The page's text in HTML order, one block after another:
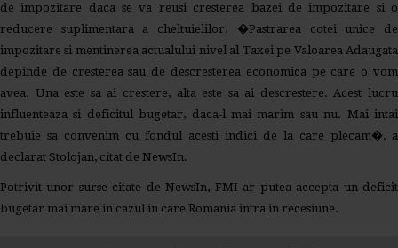
de impozitare daca se va reusi cresterea bazei de impozitare si o
reducere suplimentara a cheltuielilor. �Pastrarea cotei unice de
impozitare si mentinerea actualului nivel al Taxei pe Valoarea Adaugata
depinde de cresterea sau de descresterea economica pe care o vom
avea. Una este sa ai crestere, alta este sa ai descrestere. Acest lucru
influenteaza si deficitul bugetar, daca-l mai marim sau nu. Mai intai
trebuie sa convenim cu fondul acesti indici de la care plecam�, a
declarat Stolojan, citat de NewsIn.
Potrivit unor surse citate de NewsIn, FMI ar putea accepta un deficit
bugetar mai mare in cazul in care Romania intra in recesiune.